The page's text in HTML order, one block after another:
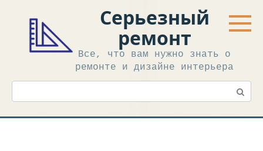
контенту
Серьезный
ремонт
Все, что вам нужно знать о
ремонте и дизайне интерьера
Поиск: